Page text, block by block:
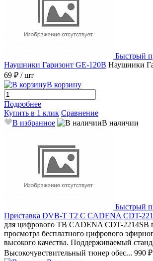
Быстрый
Наушники Гаризонт GE-120B Наушники
69 ₽ / шт
В корзину
Подробнее
Купить в 1 клик Сравнение
В избранное
В наличии
Быстрый
Приставка DVB-T T2 С CADENA CDT-
для цифрового ТВ CADENA CDT-2214SB
просмотра бесплатного цифрового
высокого качества. Поддерживаемый
Высокочувствительный тюнер обес... 990 ₽